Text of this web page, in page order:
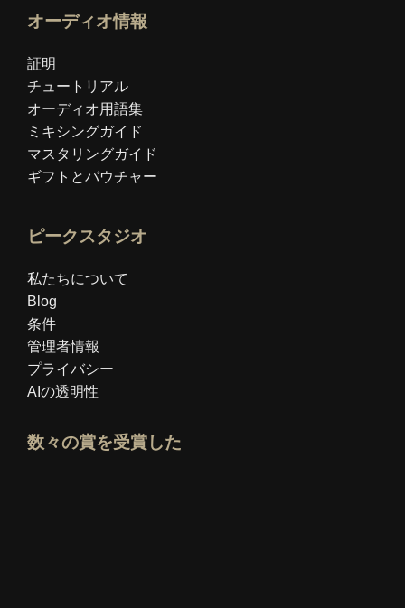
オーディオ情報
証明
チュートリアル
オーディオ用語集
ミキシングガイド
マスタリングガイド
ギフトとバウチャー
ピークスタジオ
私たちについて
Blog
条件
管理者情報
プライバシー
AIの透明性
数々の賞を受賞した